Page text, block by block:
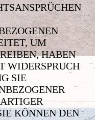
UM
HABEN
WIDERSPRUCH
SIE
KÖNNEN DEN